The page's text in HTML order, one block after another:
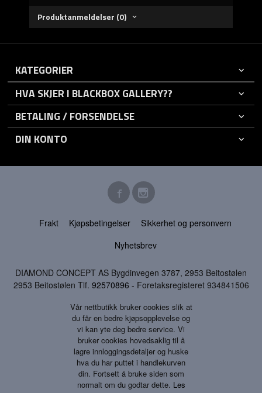
Produktanmeldelser (0)
KATEGORIER
HVA SKJER I BLACKBOX GALLERY??
BETALING / FORSENDELSE
DIN KONTO
Frakt Kjøpsbetingelser
Sikkerhet og personvern
Nyhetsbrev
DIAMOND CONCEPT AS Bygdinvegen 3787, 2953 Beitostølen
2953 Beitostølen Tlf. 92570896 - Foretaksregisteret 934841506
Vår nettbutikk bruker cookies slik at
du får en bedre kjøpsopplevelse og
vi kan yte deg bedre service. Vi
bruker cookies hovedsaklig til å
lagre innloggingsdetaljer og huske
hva du har puttet i handlekurven
din. Fortsett å bruke siden som
normalt om du godtar dette. Les